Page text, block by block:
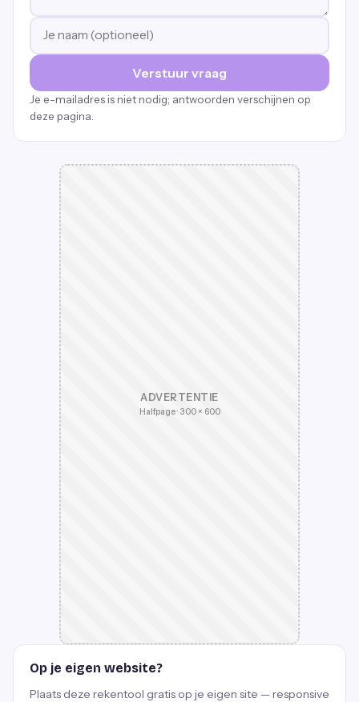
Verstuur vraag
Je e-mailadres is niet nodig; antwoorden verschijnen op
deze pagina.
ADVERTENTIE
Halfpage · 300 × 600
Op je eigen website?
Plaats deze rekentool gratis op je eigen site — responsive